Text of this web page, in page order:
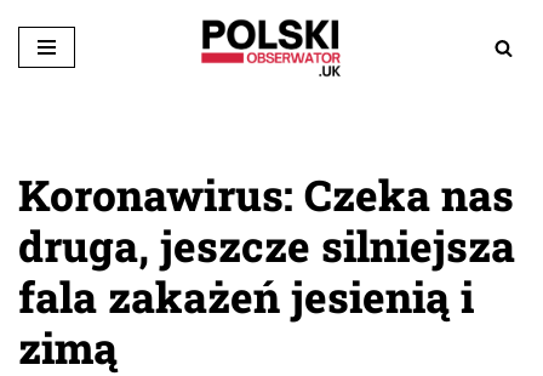
Przejdź
Koronawirus: Czeka nas
druga, jeszcze silniejsza
fala zakażeń jesienią i
zimą